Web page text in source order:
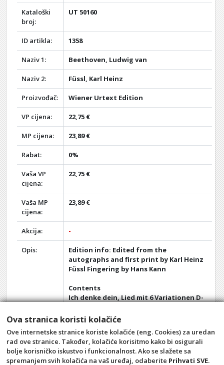
Kataloški
broj:
UT 50160
ID artikla: 1358
Naziv 1: Beethoven, Ludwig van
Naziv 2: Füssl, Karl Heinz
Proizvođač: Wiener Urtext Edition
VP cijena: 22,75 €
MP cijena: 23,89 €
Rabat: 0%
Vaša VP
cijena:
22,75 €
Vaša MP
cijena:
23,89 €
Akcija: -
Opis:
Edition info: Edited from the
autographs and first print by Karl Heinz
Füssl Fingering by Hans Kann
Contents
Ich denke dein, Lied mit 6 Variationen D-
8 Variationen über ein Thema des Grafen
von Waldstein C-Dur WoO 67
3 Märsche op. 45
Sonate D-Dur op. 6
Opći uvjeti Pravila privatnosti
Ova stranica koristi kolačiće
Ove internetske stranice koriste kolačiće (eng. Cookies) za uredan
rad ove stranice. Također, kolačiće korisitmo kako bi osigurali
bolje korisničko iskustvo i funkcionalnost. Ako se slažete sa
spremanjem svih kolačića na vaš uređaj, odaberite Prihvati SVE.